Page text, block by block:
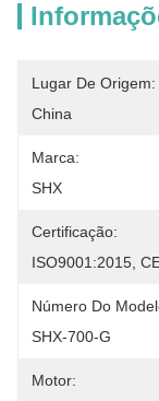
Lugar De Origem:
China
Marca:
SHX
Certificação:
ISO9001:2015,
Número Do
SHX-700-G
Motor: